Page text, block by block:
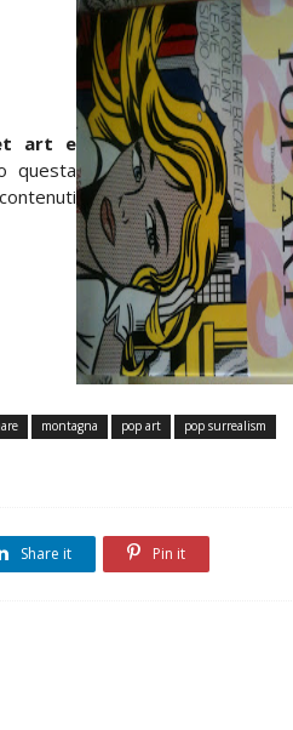
art e
questa
montagna pop art
pop surrealism
Share it Pin it